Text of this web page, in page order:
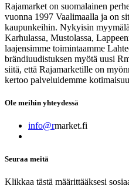
Rajamarket on suomalainen
vuonna 1997 Vaalimaalla ja on
kaupunkeihin. Nykyisin
Karhulassa, Mustolassa,
laajensimme toimintaamme
brändiuudistuksen myötä uusi
siitä, että Rajamarketille on
kertoo palveluidemme
Ole meihin yhteydessä
info@rmarket.fi
Seuraa meitä
Klikkaa tästä määrittääksesi